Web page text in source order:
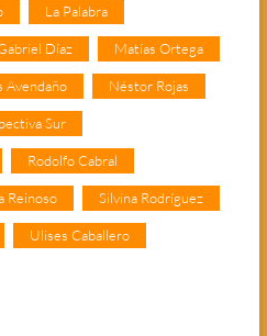
La Palabra
Díaz Matías Ortega
Avendaño Néstor Rojas
Sur
Rodolfo Cabral
Reinoso Silvina Rodríguez
Ulises Caballero